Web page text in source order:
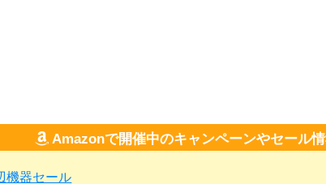
Amazonで開催中のキャンペーンやセール
機器セール